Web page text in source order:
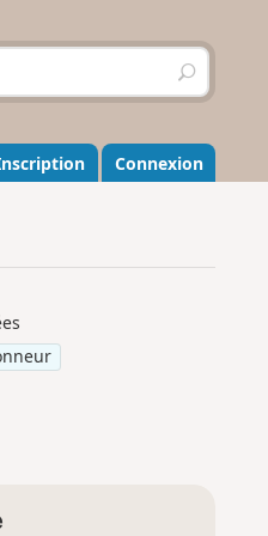
R
e
h
e
r
r
Connexion